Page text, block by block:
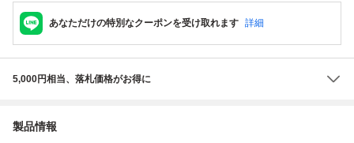
あなただけの特別なクーポンを受け取れます 詳細
5,000円相当、落札価格がお得に
製品情報